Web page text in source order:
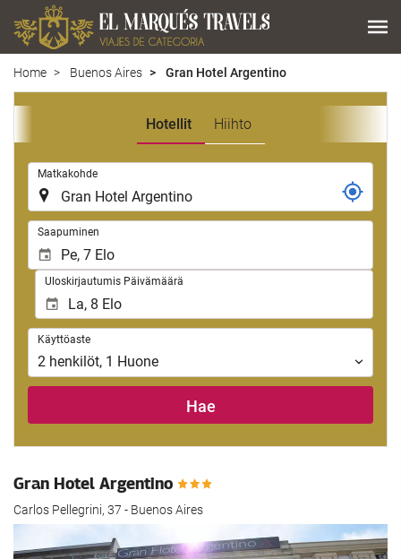
Home Buenos Aires Gran Hotel Argentino
Hotellit Hiihto
Matkakohde
Saapuminen
Uloskirjautumis Päivämäärä
Käyttöaste
Käyttöaste
2 henkilöt, 1 Huone
Hae
Gran Hotel Argentino
Carlos Pellegrini, 37 - Buenos Aires